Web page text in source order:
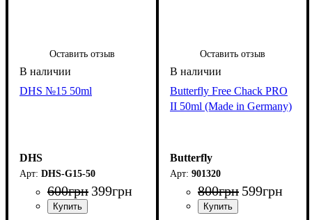
Оставить отзыв
DHS №15 50ml
DHS
DHS-G15-50
600грн 399грн
Оставить отзыв
Butterfly Free Chack PRO
II 50ml (Made in Germany)
Butterfly
901320
800грн 599грн